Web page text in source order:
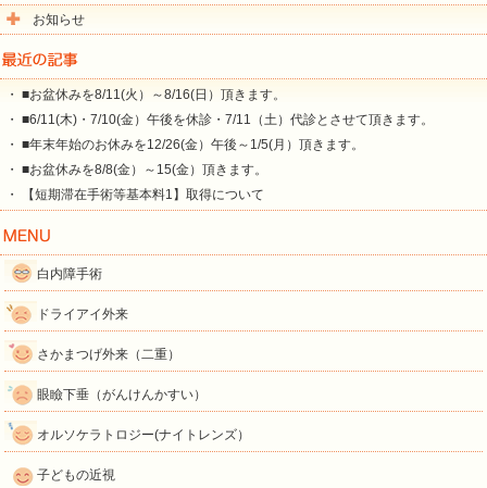
お知らせ
・ ■お盆休みを8/11(火）～8/16(日）頂きます。
・ ■6/11(木)・7/10(金）午後を休診・7/11（土）代診とさせて頂きます。
・ ■年末年始のお休みを12/26(金）午後～1/5(月）頂きます。
・ ■お盆休みを8/8(金）～15(金）頂きます。
・ 【短期滞在手術等基本料1】取得について
白内障手術
ドライアイ外来
さかまつげ外来（二重）
眼瞼下垂（がんけんかすい）
オルソケラトロジー(ナイトレンズ）
子どもの近視